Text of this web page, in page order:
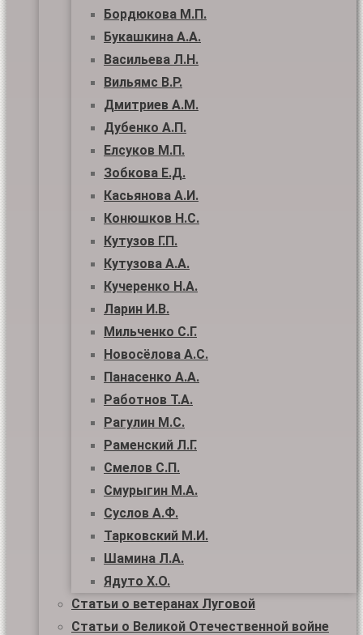
Бордюкова М.П.
Букашкина А.А.
Васильева Л.Н.
Вильямс В.Р.
Дмитриев А.М.
Дубенко А.П.
Елсуков М.П.
Зобкова Е.Д.
Касьянова А.И.
Конюшков Н.С.
Кутузов Г.П.
Кутузова А.А.
Кучеренко Н.А.
Ларин И.В.
Мильченко С.Г.
Новосёлова А.С.
Панасенко А.А.
Работнов Т.А.
Рагулин М.С.
Раменский Л.Г.
Смелов С.П.
Смурыгин М.А.
Суслов А.Ф.
Тарковский М.И.
Шамина Л.А.
Ядуто Х.О.
Статьи о ветеранах Луговой
Статьи о Великой Отечественной войне